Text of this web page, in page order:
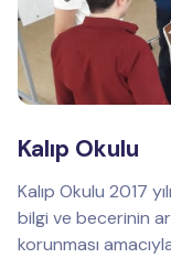
Kalıp Okulu
Kalıp Okulu 2017
bilgi ve becerinin
korunması